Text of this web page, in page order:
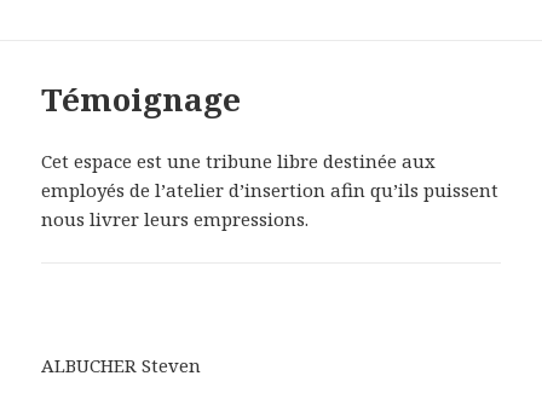
Témoignage
Cet espace est une tribune libre destinée aux
employés de l’atelier d’insertion afin qu’ils puissent
nous livrer leurs empressions.
ALBUCHER Steven